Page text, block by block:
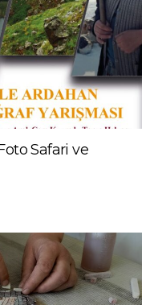
Safari ve